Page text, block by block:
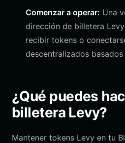
Comenzar a operar: Una
dirección de billetera
recibir tokens o
descentralizados basados
¿Qué puedes
billetera Levy?
Mantener tokens Levy en tu